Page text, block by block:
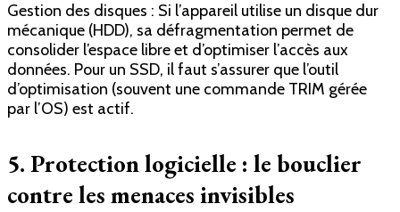
Gestion des disques : Si l’appareil utilise un disque dur
mécanique (HDD), sa défragmentation permet de
consolider l’espace libre et d’optimiser l’accès aux
données. Pour un SSD, il faut s’assurer que l’outil
d’optimisation (souvent une commande TRIM gérée
par l’OS) est actif.
5. Protection logicielle : le bouclier
contre les menaces invisibles